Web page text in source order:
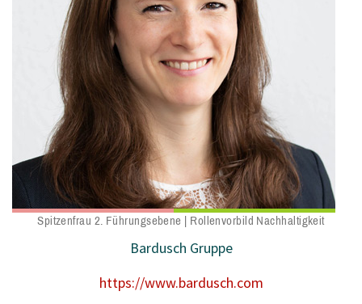
Spitzenfrau 2. Führungsebene | Rollenvorbild Nachhaltigkeit
Bardusch Gruppe
https://www.bardusch.com